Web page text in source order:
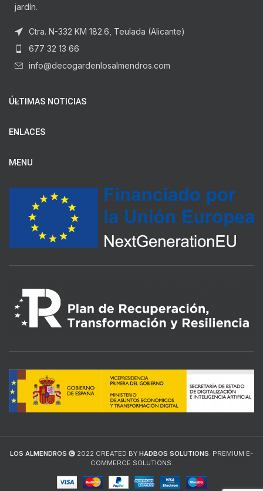
jardín.
Ctra. N-332 KM 182.6, Teulada (Alicante)
677 32 13 66
info@decogardenlosalmendros.com
ÚLTIMAS NOTICIAS
ENLACES
MENU
LOS ALMENDROS 2022 CREATED BY HADBOS SOLUTIONS. PREMIUM E-
COMMERCE SOLUTIONS.